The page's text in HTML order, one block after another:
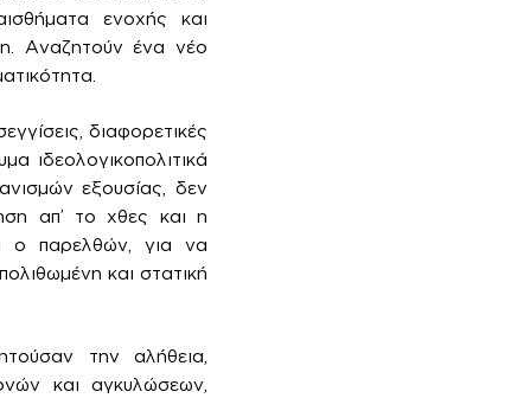
ενοχής και
Αναζητούν ένα νέο
διαφορετικές
ιδεολογικοπολιτικά
εξουσίας, δεν
απ’ το χθες και η
ο παρελθών, για να
και στατική
την αλήθεια,
και αγκυλώσεων,